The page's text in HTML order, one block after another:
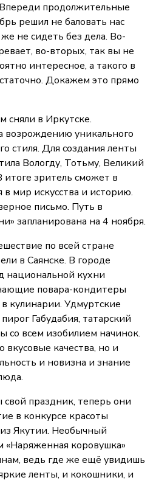
продолжительные
решил не баловать нас
не сидеть без дела. Во-
во-вторых, так вы не
интересное, а такого в
Докажем это прямо
сняли в Иркутске.
возрождению уникального
стиля. Для создания ленты
Вологду, Тотьму, Великий
итоге зритель сможет в
в мир искусства и историю.
письмо. Путь в
запланирована на 4 ноября.
по всей стране
в Саянске. В городе
национальной кухни
повара-кондитеры
кулинарии. Удмуртские
Габудабия, татарский
со всем изобилием начинок.
качества, но и
и новизна и знание
свой праздник, теперь они
в конкурсе красоты
Якутии. Необычный
«Наряженная коровушка»
ведь где же ещё увидишь
ленты, и кокошники, и